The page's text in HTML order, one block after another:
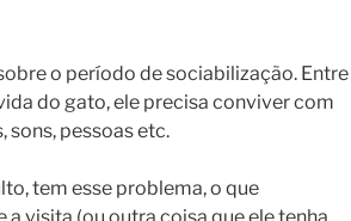
o período de sociabilização. Entre
do gato, ele precisa conviver com
pessoas etc.
tem esse problema, o que